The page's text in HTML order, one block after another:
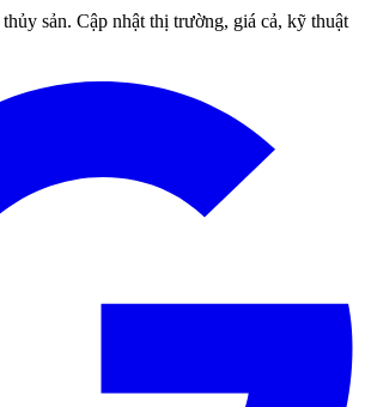
sản. Cập nhật thị trường, giá cả, kỹ thuật